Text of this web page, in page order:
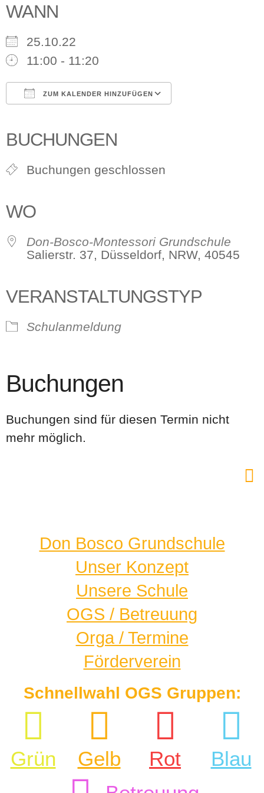
WANN
25.10.22
11:00 - 11:20
ZUM KALENDER HINZUFÜGEN
BUCHUNGEN
Buchungen geschlossen
WO
Don-Bosco-Montessori Grundschule
Salierstr. 37, Düsseldorf, NRW, 40545
VERANSTALTUNGSTYP
Schulanmeldung
Buchungen
Buchungen sind für diesen Termin nicht
mehr möglich.
Don Bosco Grundschule
Unser Konzept
Unsere Schule
OGS / Betreuung
Orga / Termine
Förderverein
Schnellwahl OGS Gruppen:
Grün Gelb Rot
Blau